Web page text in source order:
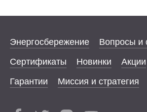
Энергосбережение
Вопросы и
Сертификаты
Новинки Акции
Гарантии
Миссия и стратегия